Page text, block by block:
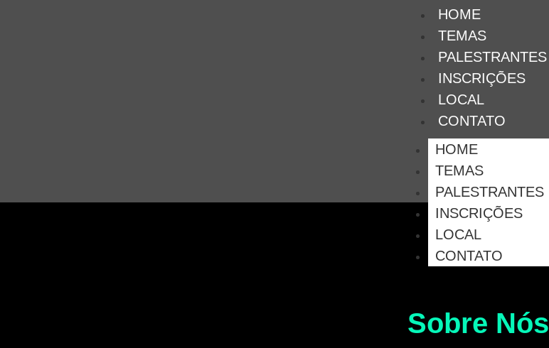
HOME
TEMAS
PALESTRANTES
INSCRIÇÕES
LOCAL
CONTATO
HOME
TEMAS
PALESTRANTES
INSCRIÇÕES
LOCAL
CONTATO
Sobre Nós